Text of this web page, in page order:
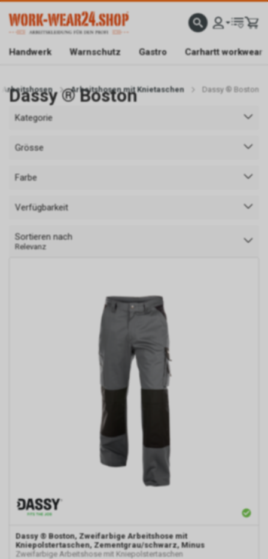
AB CHF 200.- FACHGESCHÄFT IN BAAR/ZG SICHER EINKAUFEN
Handwerk Warnschutz Gastro Carhartt workwear
Arbeitshosen Arbeitshosen mit Knietaschen Dassy ® Boston
Dassy ® Boston
Kategorie
Grösse
Farbe
Verfügbarkeit
Sortieren nach
Relevanz
Dassy ® Boston, Zweifarbige Arbeitshose mit
Kniepolstertaschen, Zementgrau/schwarz, Minus
Zweifarbige Arbeitshose mit Kniepolstertaschen